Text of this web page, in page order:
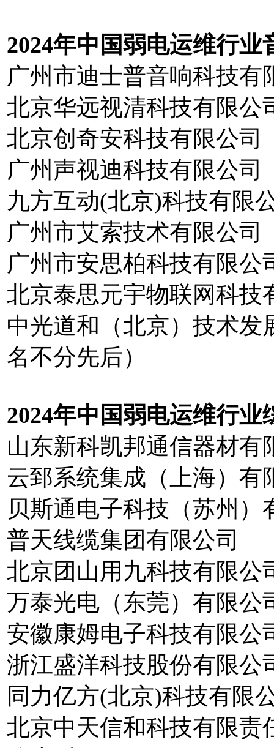
2024年中国弱电运维行业
广州市迪士普音响科技有
北京华远视清科技有限公
北京创奇安科技有限公司
广州声视迪科技有限公司
九方互动(北京)科技有限
广州市艾索技术有限公司
广州市安思柏科技有限公
北京泰思元宇物联网科技
中光道和（北京）
名不分先后）
2024年中国弱电运维行业
山东新科凯邦通信器材有
云郅系统集成（上海）有
贝斯通电子科技（苏州）
普天线缆集团有限公司
北京团山用九科技有限公
万泰光电（东莞）有限公
安徽康姆电子科技有限公
浙江盛洋科技股份有限公
同力亿方(北京)科技有限
北京中天信和科技